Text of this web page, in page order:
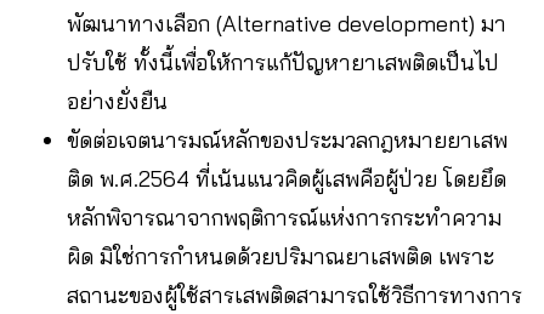
พัฒนาทางเลือก (Alternative development) มา
ปรับใช้ ทั้งนี้เพื่อให้การแก้ปัญหายาเสพติดเป็นไป
อย่างยั่งยืน
ขัดต่อเจตนารมณ์หลักของประมวลกฎหมายยาเสพ
ติด พ.ศ.2564 ที่เน้นแนวคิดผู้เสพคือผู้ป่วย โดยยึด
หลักพิจารณาจากพฤติการณ์แห่งการกระทําความ
ผิด มิใช่การกําหนดด้วยปริมาณยาเสพติด เพราะ
สถานะของผู้ใช้สารเสพติดสามารถใช้วิธีการทางการ